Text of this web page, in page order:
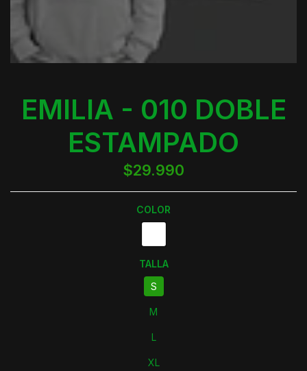
EMILIA - 010 DOBLE
ESTAMPADO
$29.990
COLOR
TALLA
S
M
L
XL